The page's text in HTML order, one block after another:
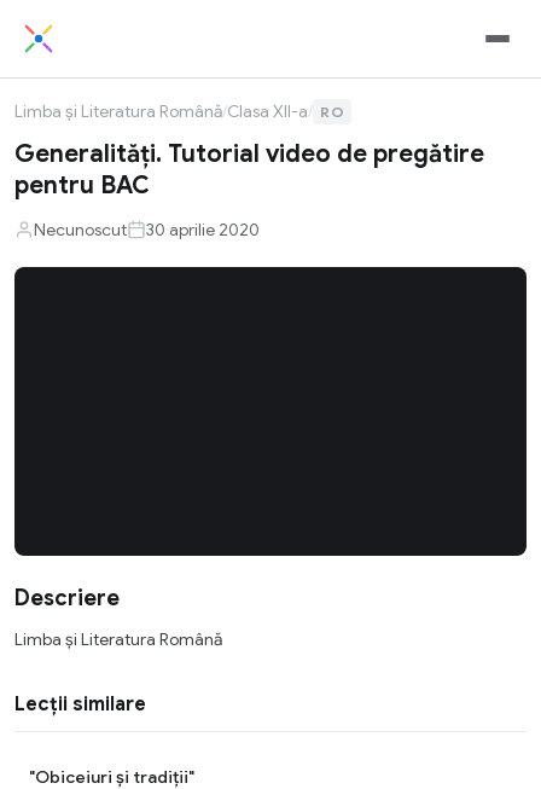
Limba și Literatura Română/Clasa XII-a/ RO
Generalități. Tutorial video de pregătire
pentru BAC
Necunoscut 30 aprilie 2020
Descriere
Limba și Literatura Română
Lecții similare
"Obiceiuri și tradiții"